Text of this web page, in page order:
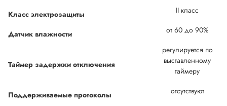
Класс электрозащиты II класс
Датчик влажности от 60 до 90%
Таймер задержки отключения
регулируется по
выставленному
таймеру
Поддерживаемые протоколы отсутствуют